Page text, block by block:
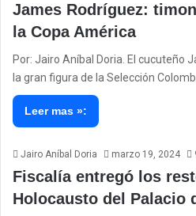
James Rodríguez:
la Copa América
Por: Jairo Aníbal Doria. El cucuteño
la gran figura de la Selección
Leer mas »:
Jairo Aníbal Doria marzo 19, 2024
Fiscalía entregó los
Holocausto del Palacio